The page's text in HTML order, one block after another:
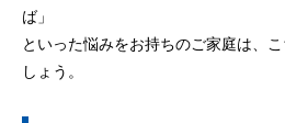
ば」
といった悩みをお持ちのご家庭は、
しょう。